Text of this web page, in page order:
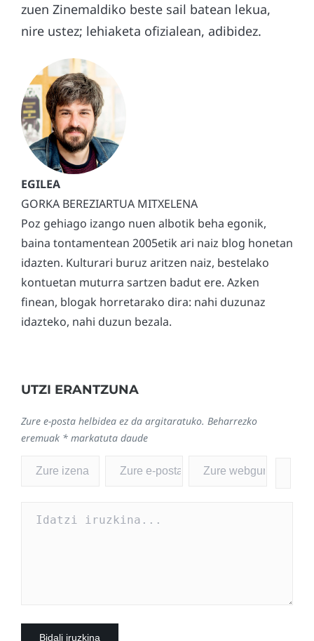
zuen Zinemaldiko beste sail batean lekua,
nire ustez; lehiaketa ofizialean, adibidez.
GORKA BEREZIARTUA MITXELENA
Poz gehiago izango nuen albotik beha egonik,
baina tontamentean 2005etik ari naiz blog honetan
idazten. Kulturari buruz aritzen naiz, bestelako
kontuetan muturra sartzen badut ere. Azken
finean, blogak horretarako dira: nahi duzunaz
idazteko, nahi duzun bezala.
UTZI ERANTZUNA
Zure e-posta helbidea ez da argitaratuko. Beharrezko
eremuak * markatuta daude